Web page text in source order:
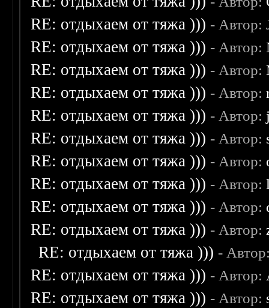
RE: отдыхаем от тяжа ))) - Автор:
RE: отдыхаем от тяжа ))) - Автор:
RE: отдыхаем от тяжа ))) - Автор:
RE: отдыхаем от тяжа ))) - Автор:
RE: отдыхаем от тяжа ))) - Автор:
RE: отдыхаем от тяжа ))) - Автор:
RE: отдыхаем от тяжа ))) - Автор:
RE: отдыхаем от тяжа ))) - Автор:
RE: отдыхаем от тяжа ))) - Автор:
RE: отдыхаем от тяжа ))) - Автор:
RE: отдыхаем от тяжа ))) -
RE: отдыхаем от тяжа ))) - Автор:
RE: отдыхаем от тяжа ))) - Автор: